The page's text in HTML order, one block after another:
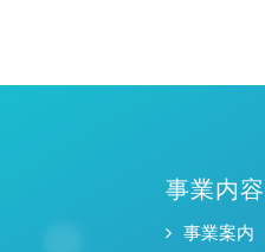
事業内容
事業案内